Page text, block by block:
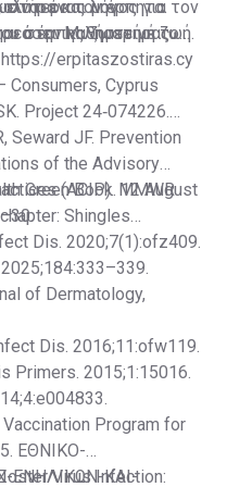
ένας λόγος για τον
ο έρπης ζωστήρας.
τον έρπητα
στην καθημερινή ζωή.
και μην
Μιλήστε με το
https://erpitaszostiras.cy
Consumers, Cyprus
Project 24‑074226.
Seward JF. Prevention
of the Advisory
(ACIP). MMWR
Green Book. 12 August
Shingles
Dis. 2020;7(1):ofz409.
of Dermatology,
Dis. 2016;11:ofw119.
Primers. 2015;1:15016.
Program for
ΕΘΝΙΚΟ-
ΚΑΙ-
Virus Infection: